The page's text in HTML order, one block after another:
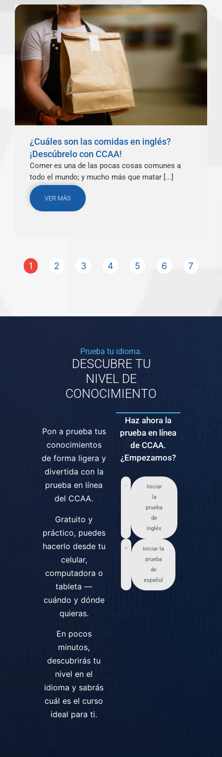
¿Cuáles son las comidas en inglés?
¡Descúbrelo con CCAA!
Comer es una de las pocas cosas comunes a
todo el mundo; y mucho más que matar [...]
VER MÁS
1 2 3 4 5 6 7
Prueba tu idioma.
DESCUBRE TU
NIVEL DE
CONOCIMIENTO
Pon a prueba tus
conocimientos
de forma ligera y
divertida con la
prueba en línea
del CCAA.
Gratuito y
práctico, puedes
hacerlo desde tu
celular,
computadora o
tableta —
cuándo y dónde
quieras.
En pocos
minutos,
descubrirás tu
nivel en el
idioma y sabrás
cuál es el curso
ideal para ti.
Haz ahora la
prueba en línea
de CCAA.
¿Empezamos?
Iniciar
la
prueba
de
inglés
Iniciar la
prueba
de
español